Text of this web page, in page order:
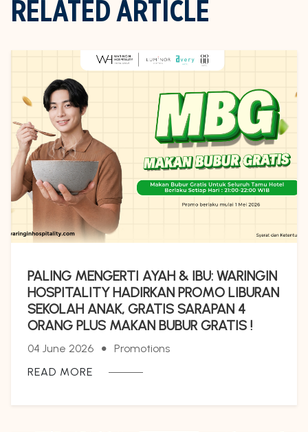
RELATED ARTICLE
PALING MENGERTI AYAH & IBU: WARINGIN
HOSPITALITY HADIRKAN PROMO LIBURAN
SEKOLAH ANAK, GRATIS SARAPAN 4
ORANG PLUS MAKAN BUBUR GRATIS !
04 June 2026
Promotions
READ MORE